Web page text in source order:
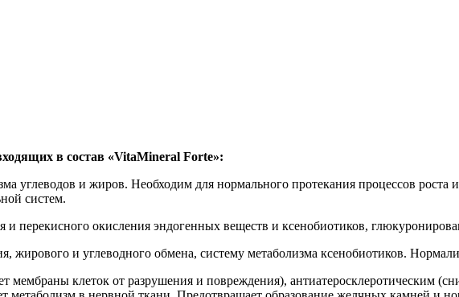
в состав «VitaMineral Forte»:
углеводов и жиров. Необходим для нормального протекания процессов роста
систем.
и перекисного окисления эндогенных веществ и ксенобиотиков,
жирового и углеводного обмена, систему метаболизма ксенобиотиков.
мембраны клеток от разрушения и повреждения), антиатеросклеротическим